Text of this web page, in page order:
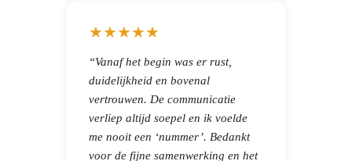
★★★★★
“Vanaf het begin was er rust,
duidelijkheid en bovenal
vertrouwen. De communicatie
verliep altijd soepel en ik voelde
me nooit een ‘nummer’. Bedankt
voor de fijne samenwerking en het